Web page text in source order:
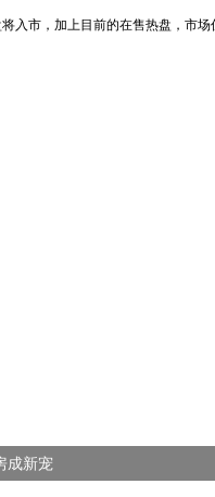
入市，加上目前的在售热盘，市
成新宠